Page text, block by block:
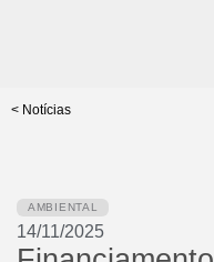
< Notícias
AMBIENTAL
14/11/2025